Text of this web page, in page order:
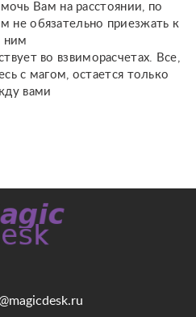
...
Вам на расстоянии, по
не обязательно приезжать к
ним
во взвиморасчетах. Все,
с магом, остается только
вами